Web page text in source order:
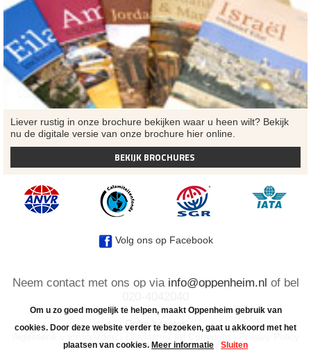
Liever rustig in onze brochure bekijken waar u heen wilt? Bekijk
nu de digitale versie van onze brochure hier online.
BEKIJK BROCHURES
Volg ons op Facebook
Neem contact met ons op via info@oppenheim.nl of bel
Default footer
Om u zo goed mogelijk te helpen, maakt Oppenheim gebruik van
cookies. Door deze website verder te bezoeken, gaat u akkoord met het
plaatsen van cookies. Meer informatie Sluiten